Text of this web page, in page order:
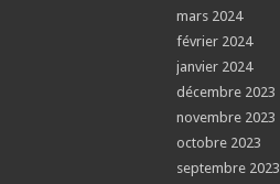
mars 2024
février 2024
janvier 2024
décembre 2023
novembre 2023
octobre 2023
septembre 2023